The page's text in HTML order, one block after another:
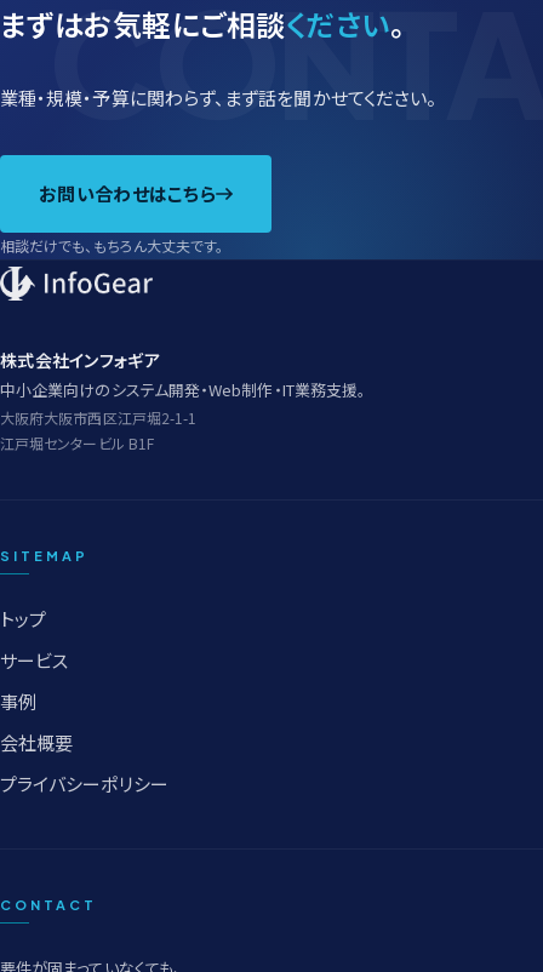
まずはお気軽にご相談ください。
業種・規模・予算に関わらず、まず話を聞かせてください。
お問い合わせはこちら
相談だけでも、もちろん大丈夫です。
株式会社インフォギア
中小企業向けのシステム開発・Web制作・IT業務支援。
大阪府大阪市西区江戸堀2-1-1
江戸堀センタービル B1F
SITEMAP
トップ
サービス
事例
会社概要
プライバシーポリシー
CONTACT